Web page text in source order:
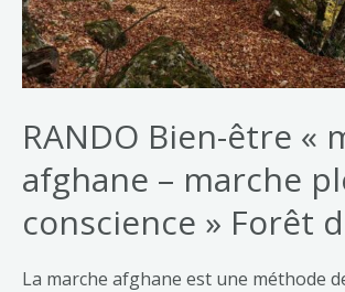
RANDO Bien-être «
afghane – marche
conscience » Forêt
La marche afghane est une méthode